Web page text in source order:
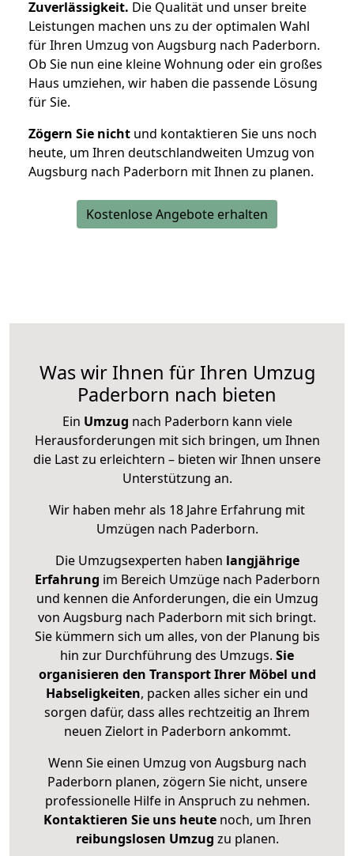
Zuverlässigkeit. Die Qualität und unser breite
Leistungen machen uns zu der optimalen Wahl
für Ihren Umzug von Augsburg nach Paderborn.
Ob Sie nun eine kleine Wohnung oder ein großes
Haus umziehen, wir haben die passende Lösung
für Sie.
Zögern Sie nicht und kontaktieren Sie uns noch
heute, um Ihren deutschlandweiten Umzug von
Augsburg nach Paderborn mit Ihnen zu planen.
Kostenlose Angebote erhalten
Was wir Ihnen für Ihren Umzug
Paderborn nach bieten
Ein Umzug nach Paderborn kann viele
Herausforderungen mit sich bringen, um Ihnen
die Last zu erleichtern – bieten wir Ihnen unsere
Unterstützung an.
Wir haben mehr als 18 Jahre Erfahrung mit
Umzügen nach Paderborn.
Die Umzugsexperten haben langjährige
Erfahrung im Bereich Umzüge nach Paderborn
und kennen die Anforderungen, die ein Umzug
von Augsburg nach Paderborn mit sich bringt.
Sie kümmern sich um alles, von der Planung bis
hin zur Durchführung des Umzugs. Sie
organisieren den Transport Ihrer Möbel und
Habseligkeiten, packen alles sicher ein und
sorgen dafür, dass alles rechtzeitig an Ihrem
neuen Zielort in Paderborn ankommt.
Wenn Sie einen Umzug von Augsburg nach
Paderborn planen, zögern Sie nicht, unsere
professionelle Hilfe in Anspruch zu nehmen.
Kontaktieren Sie uns heutenoch, um Ihren
reibungslosen Umzug zu planen.